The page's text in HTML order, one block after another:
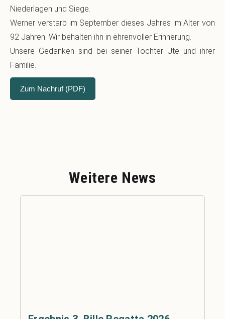
Niederlagen und Siege.
Werner verstarb im September dieses Jahres im Alter von
92 Jahren. Wir behalten ihn in ehrenvoller Erinnerung.
Unsere Gedanken sind bei seiner Tochter Ute und ihrer
Familie.
Zum Nachruf (PDF)
Weitere News